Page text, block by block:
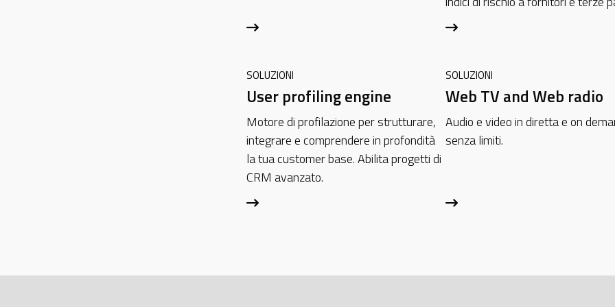
SOLUZIONI
User profiling engine
Motore di profilazione per strutturare,
integrare e comprendere in profondità
la tua customer base. Abilita progetti di
CRM avanzato.
SOLUZIONI
Web TV and Web radio
Audio e video in diretta e on
senza limiti.